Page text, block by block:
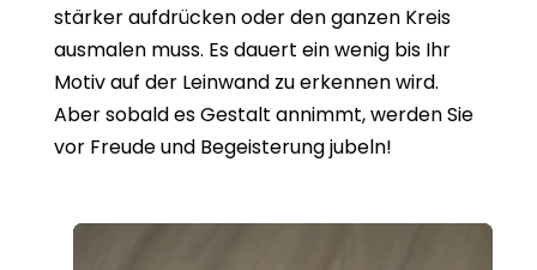
stärker aufdrücken oder den ganzen Kreis
ausmalen muss. Es dauert ein wenig bis Ihr
Motiv auf der Leinwand zu erkennen wird.
Aber sobald es Gestalt annimmt, werden Sie
vor Freude und Begeisterung jubeln!